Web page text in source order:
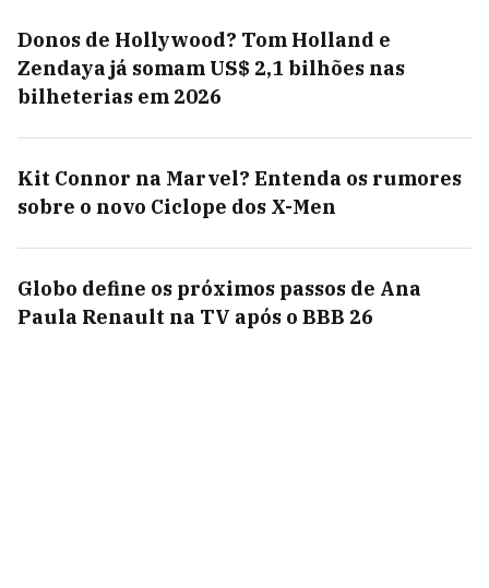
Donos de Hollywood? Tom Holland e
Zendaya já somam US$ 2,1 bilhões nas
bilheterias em 2026
Kit Connor na Marvel? Entenda os rumores
sobre o novo Ciclope dos X-Men
Globo define os próximos passos de Ana
Paula Renault na TV após o BBB 26